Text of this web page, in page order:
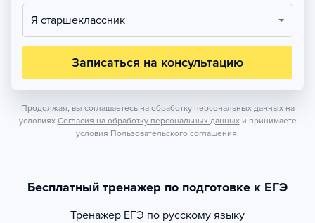
Я старшеклассник
Записаться на консультацию
Продолжая, вы соглашаетесь на обработку персональных данных на
условиях Согласия на обработку персональных данных и принимаете
условия Пользовательского соглашения.
Бесплатный тренажер по подготовке к ЕГЭ
Тренажер ЕГЭ по русскому языку